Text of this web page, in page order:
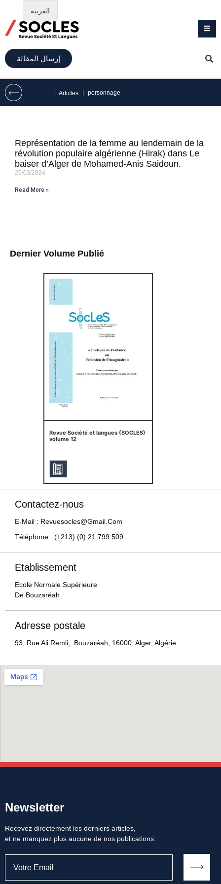
إرسال المقالة
Articles personnage
Dernier Volume Publié
Revue Société et langues (SOCLES)
volume 12
Représentation de la femme au lendemain de la
révolution populaire algérienne (Hirak) dans Le
baiser d’Alger de Mohamed-Anis Saidoun.
26/03/2024
Read More »
Contactez-nous
E-Mail : Revuesocles@gmail.com
Téléphone : (+213) (0) 21 799 509
Etablissement
Ecole Normale Supérieure
De Bouzaréah
Adresse postale
93, Rue Ali Remli, Bouzaréah, 16000, Alger, Algérie.
Newsletter
Recevez directement les derniers articles,
et ne manquez plus aucune de nos publications.
العربية